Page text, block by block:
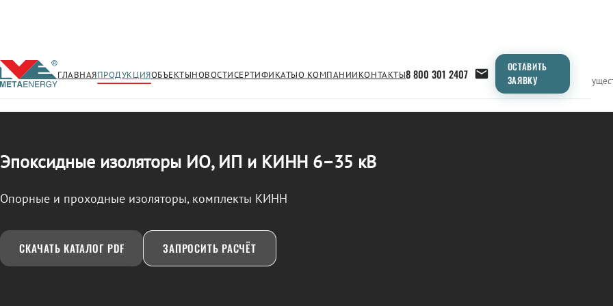
ГЛАВНАЯПРОДУКЦИЯОБЪЕКТЫНОВОСТИСЕРТИФИКАТЫО КОМПАНИИКОНТАКТЫ8 800 301 2407
ОСТАВИТЬ
ЗАЯВКУ
← Продукция/ИЗОЛЯТОРЫ ЭПОКСИДНЫЕ (ИО, ИП, КИНН) Применение Продукция ТипоразмерыСравнение
Эпоксидные изоляторы ИО, ИП и КИНН 6–35 кВ
Опорные и проходные изоляторы, комплекты КИНН
СКАЧАТЬ КАТАЛОГ PDF ЗАПРОСИТЬ РАСЧЁТ